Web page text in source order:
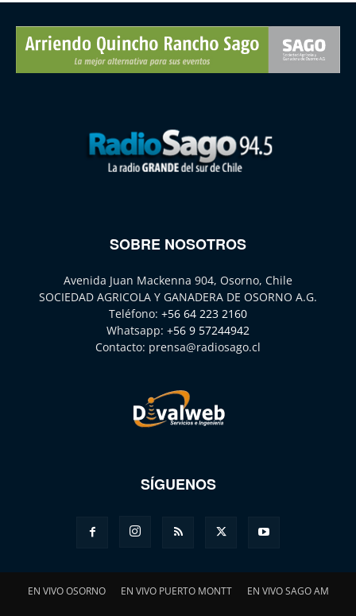
SOBRE NOSOTROS
Avenida Juan Mackenna 904, Osorno, Chile
SOCIEDAD AGRICOLA Y GANADERA DE OSORNO A.G.
Teléfono: +56 64 223 2160
Whatsapp: +56 9 57244942
Contacto: prensa@radiosago.cl
SÍGUENOS
EN VIVO OSORNO EN VIVO PUERTO MONTT EN VIVO SAGO AM